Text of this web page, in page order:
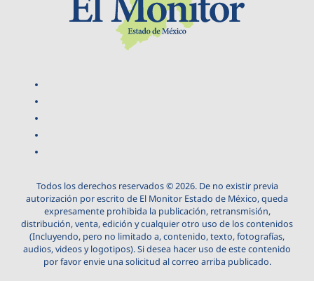
Todos los derechos reservados © 2026. De no existir previa
autorización por escrito de El Monitor Estado de México, queda
expresamente prohibida la publicación, retransmisión,
distribución, venta, edición y cualquier otro uso de los contenidos
(Incluyendo, pero no limitado a, contenido, texto, fotografías,
audios, videos y logotipos). Si desea hacer uso de este contenido
por favor envie una solicitud al correo arriba publicado.